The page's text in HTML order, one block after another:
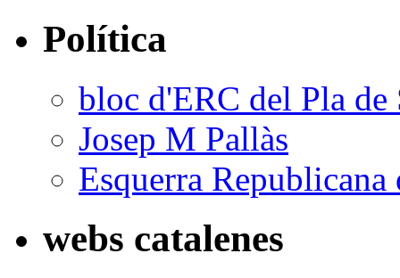
Política
bloc d'ERC del Pla de
Josep M Pallàs
Esquerra Republicana
webs catalenes